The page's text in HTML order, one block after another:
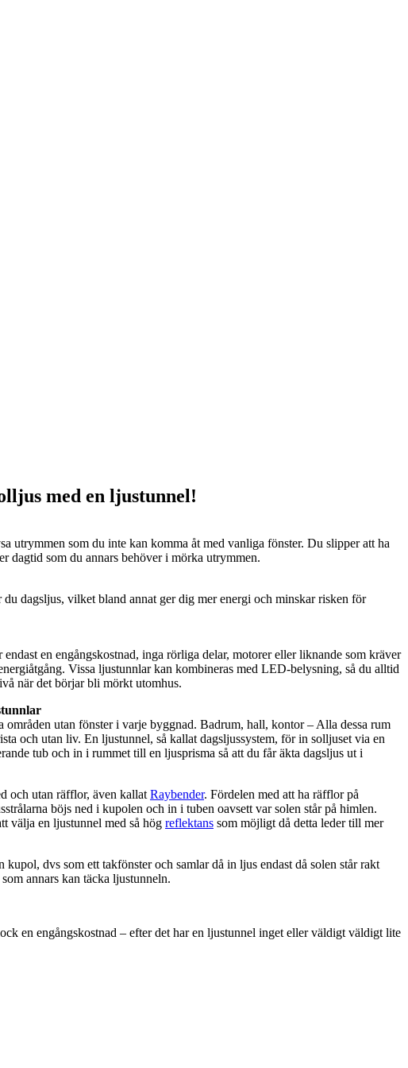
med en ljustunnel!
utrymmen som du inte kan komma åt med vanliga fönster. Du slipper att ha
dagtid som du annars behöver i mörka utrymmen.
dagsljus, vilket bland annat ger dig mer energi och minskar risken för
endast en engångskostnad, inga rörliga delar, motorer eller liknande som kräver
Vissa ljustunnlar kan kombineras med LED-belysning, så du alltid
när det börjar bli mörkt utomhus.
områden utan fönster i varje byggnad. Badrum, hall, kontor – Alla dessa rum
och utan liv. En ljustunnel, så kallat dagsljussystem, för in solljuset via en
tub och in i rummet till en ljusprisma så att du får äkta dagsljus ut i
och utan räfflor, även kallatRaybender. Fördelen med att ha räfflor på
böjs ned i kupolen och in i tuben oavsett var solen står på himlen.
välja en ljustunnel med så hög reflektans som möjligt då detta leder till mer
kupol, dvs som ett takfönster och samlar då in ljus endast då solen står rakt
annars kan täcka ljustunneln.
en engångskostnad – efter det har en ljustunnel inget eller väldigt väldigt lite